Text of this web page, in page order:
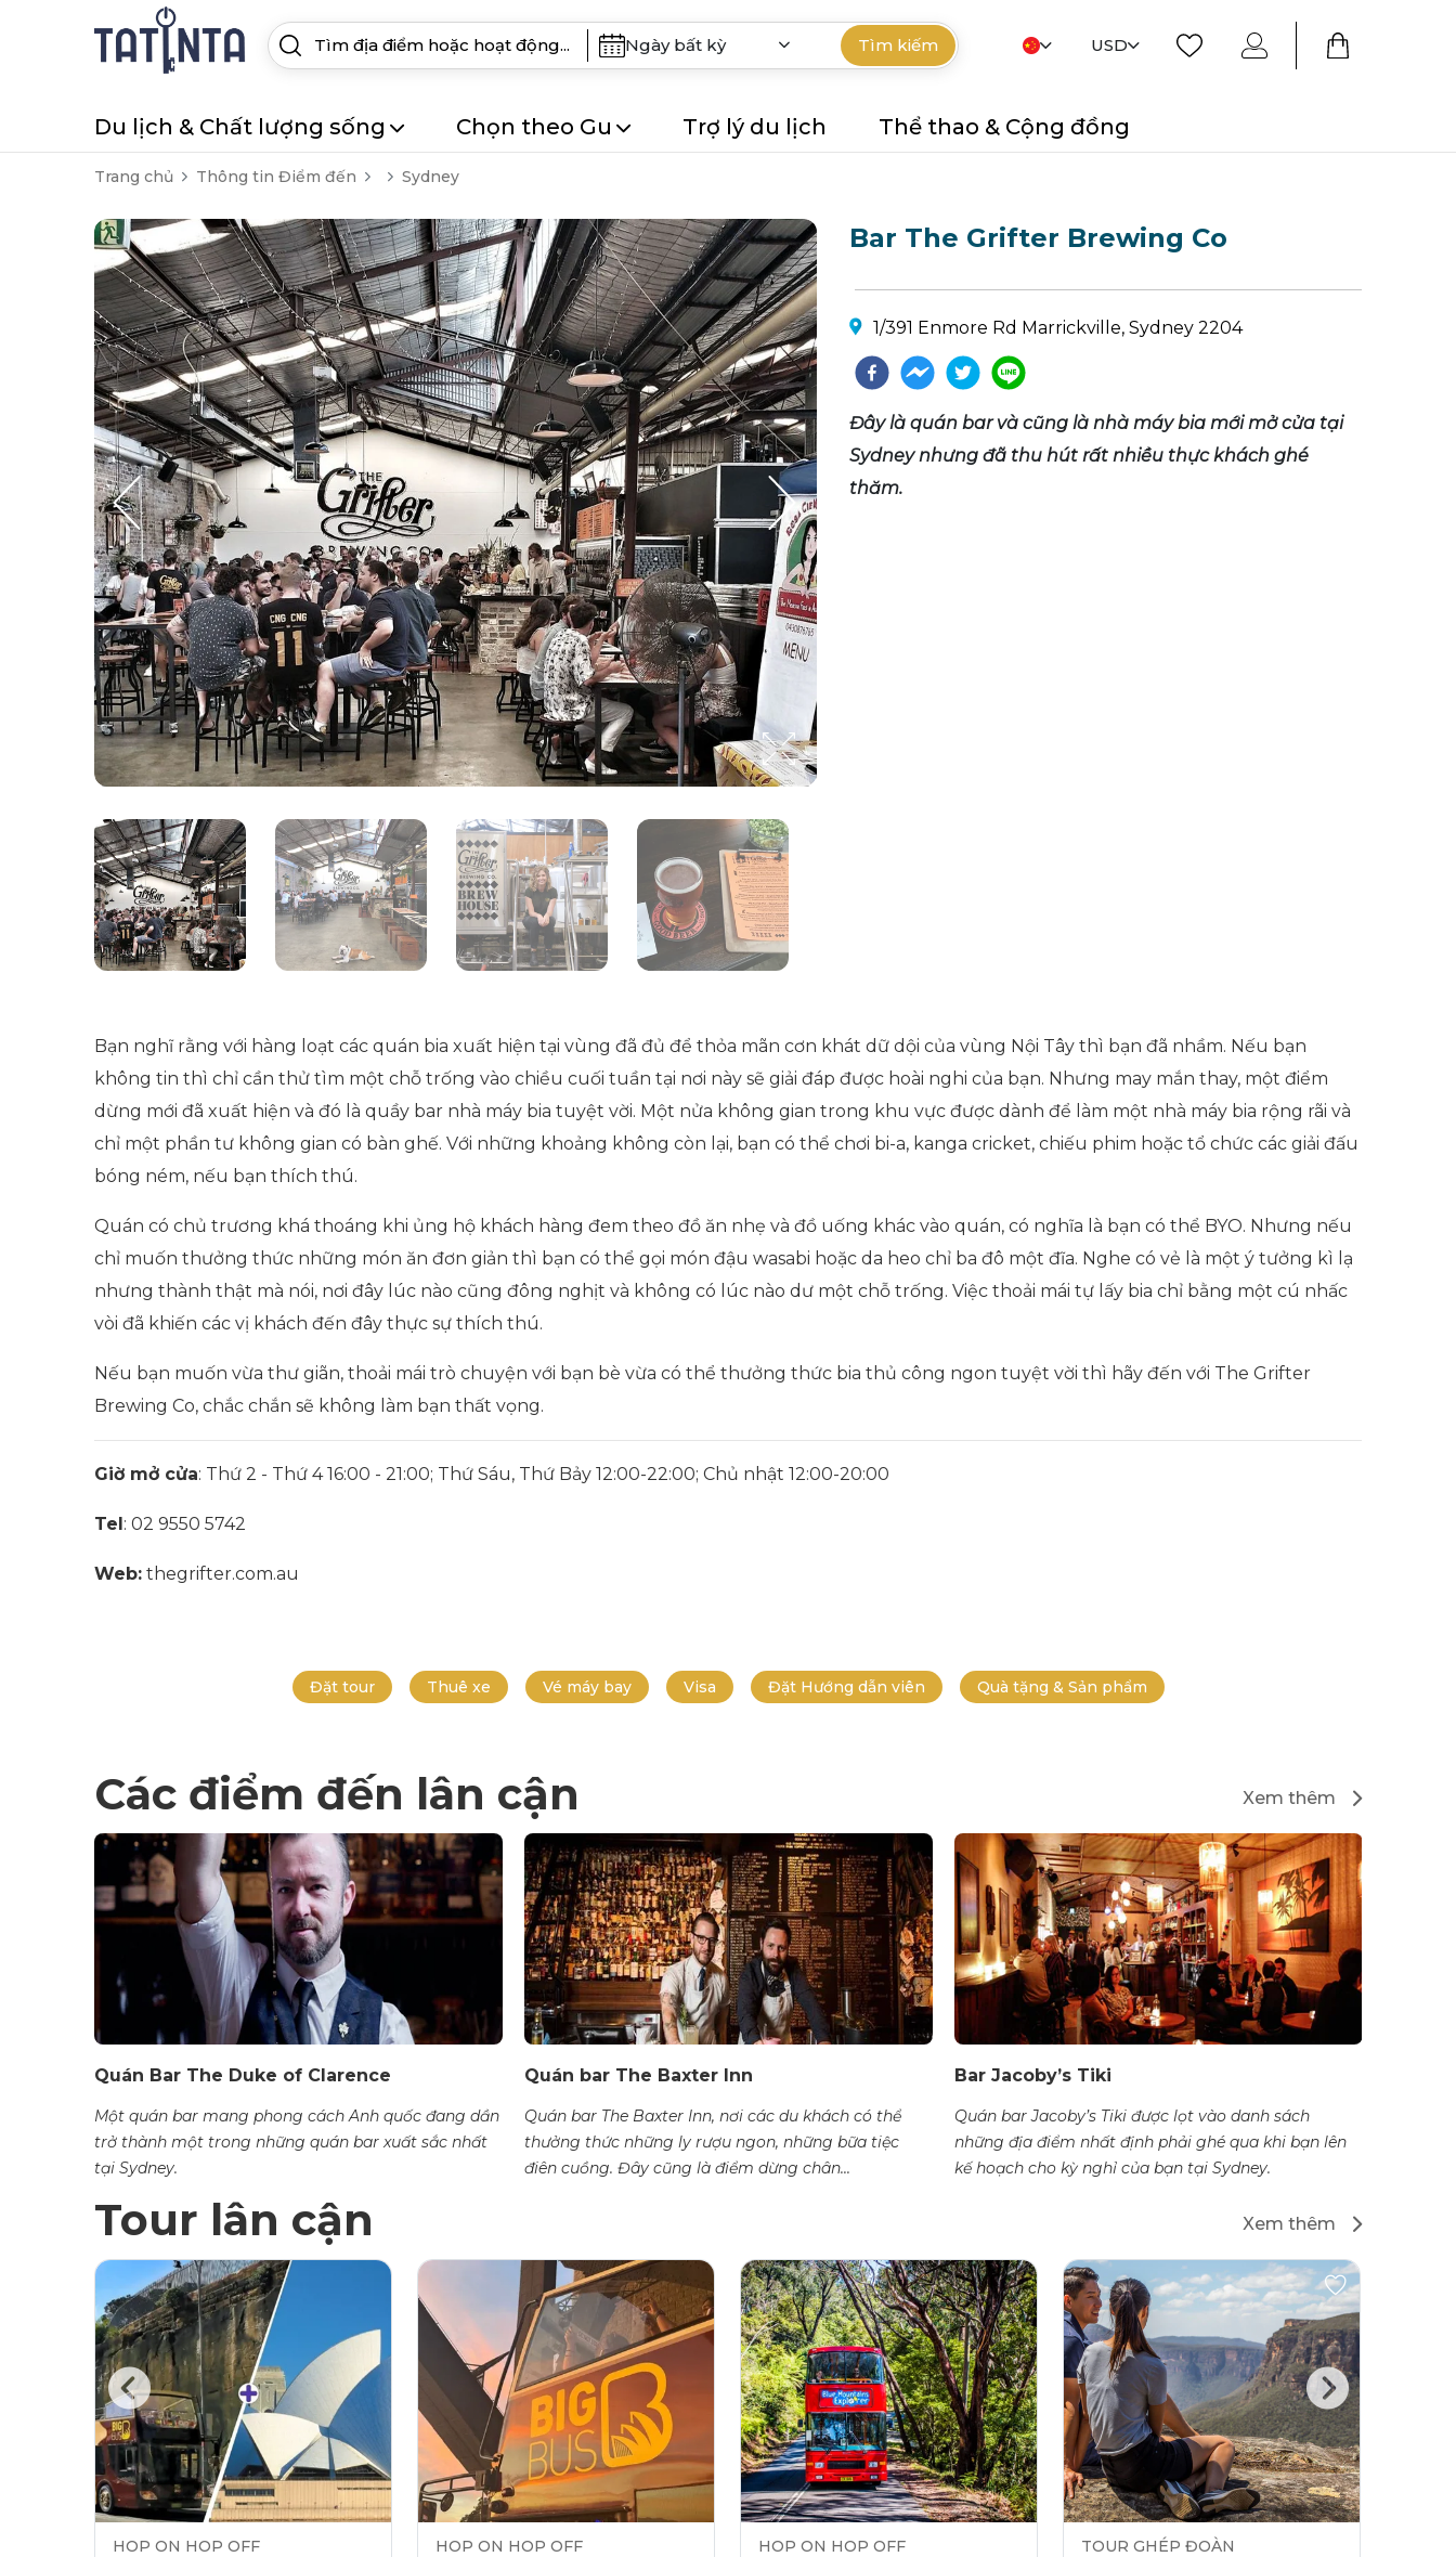
Ngày bất kỳ Tìm kiếm USD
Du lịch & Chất lượng sống Chọn theo Gu Trợ lý du lịch Thể thao & Cộng đồng
Trang chủ Thông tin Điểm đến Sydney
Bar The Grifter Brewing Co
1/391 Enmore Rd Marrickville, Sydney 2204
Đây là quán bar và cũng là nhà máy bia mới mở cửa tại
Sydney nhưng đã thu hút rất nhiều thực khách ghé
thăm.
Bạn nghĩ rằng với hàng loạt các quán bia xuất hiện tại vùng đã đủ để thỏa mãn cơn khát dữ dội của vùng Nội Tây thì bạn đã nhầm. Nếu bạn
không tin thì chỉ cần thử tìm một chỗ trống vào chiều cuối tuần tại nơi này sẽ giải đáp được hoài nghi của bạn. Nhưng may mắn thay, một điểm
dừng mới đã xuất hiện và đó là quầy bar nhà máy bia tuyệt vời. Một nửa không gian trong khu vực được dành để làm một nhà máy bia rộng rãi và
chỉ một phần tư không gian có bàn ghế. Với những khoảng không còn lại, bạn có thể chơi bi-a, kanga cricket, chiếu phim hoặc tổ chức các giải đấu
bóng ném, nếu bạn thích thú.
Quán có chủ trương khá thoáng khi ủng hộ khách hàng đem theo đồ ăn nhẹ và đồ uống khác vào quán, có nghĩa là bạn có thể BYO. Nhưng nếu
chỉ muốn thưởng thức những món ăn đơn giản thì bạn có thể gọi món đậu wasabi hoặc da heo chỉ ba đô một đĩa. Nghe có vẻ là một ý tưởng kì lạ
nhưng thành thật mà nói, nơi đây lúc nào cũng đông nghịt và không có lúc nào dư một chỗ trống. Việc thoải mái tự lấy bia chỉ bằng một cú nhấc
vòi đã khiến các vị khách đến đây thực sự thích thú.
Nếu bạn muốn vừa thư giãn, thoải mái trò chuyện với bạn bè vừa có thể thưởng thức bia thủ công ngon tuyệt vời thì hãy đến với The Grifter
Brewing Co, chắc chắn sẽ không làm bạn thất vọng.
Giờ mở cửa: Thứ 2 - Thứ 4 16:00 - 21:00; Thứ Sáu, Thứ Bảy 12:00-22:00; Chủ nhật 12:00-20:00
Tel: 02 9550 5742
Web: thegrifter.com.au
Đặt tour Thuê xe Vé máy bay Visa Đặt Hướng dẫn viên Quà tặng & Sản phẩm
Các điểm đến lân cận Xem thêm
Quán Bar The Duke of Clarence
Một quán bar mang phong cách Anh quốc đang dần
trở thành một trong những quán bar xuất sắc nhất
tại Sydney.
Quán bar The Baxter Inn
Quán bar The Baxter Inn, nơi các du khách có thể
thưởng thức những ly rượu ngon, những bữa tiệc
điên cuồng. Đây cũng là điểm dừng chân...
Bar Jacoby’s Tiki
Quán bar Jacoby’s Tiki được lọt vào danh sách
những địa điểm nhất định phải ghé qua khi bạn lên
kế hoạch cho kỳ nghỉ của bạn tại Sydney.
Tour lân cận Xem thêm
HOP ON HOP OFF HOP ON HOP OFF HOP ON HOP OFF TOUR GHÉP ĐOÀN